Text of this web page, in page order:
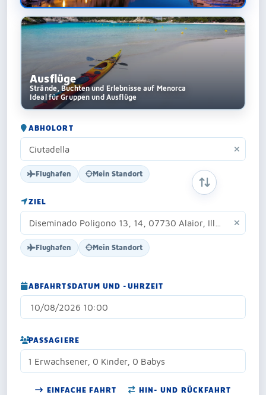
Ausflüge
Strände, Buchten und Erlebnisse auf Menorca
Ideal für Gruppen und Ausflüge
ABHOLORT
Flughafen Mein Standort
ZIEL
Flughafen Mein Standort
START- UND
ABFAHRTSDATUM UND -UHRZEIT
PASSAGIERE
1 Erwachsener, 0 Kinder, 0 Babys
EINFACHE FAHRT HIN- UND RÜCKFAHRT